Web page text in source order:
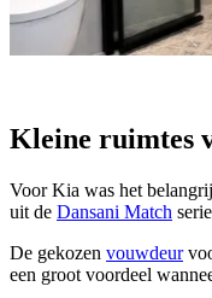
Kleine ruimtes
Voor Kia was het
uit de Dansani Match
De gekozen vouwdeur
een groot voordeel